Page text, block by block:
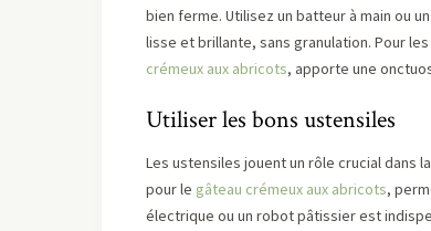
bien ferme. Utilisez un batteur à main ou
lisse et brillante, sans granulation. Pour
crémeux aux abricots, apporte une
Utiliser les bons ustensiles
Les ustensiles jouent un rôle crucial dans
pour le gâteau crémeux aux abricots,
électrique ou un robot pâtissier est